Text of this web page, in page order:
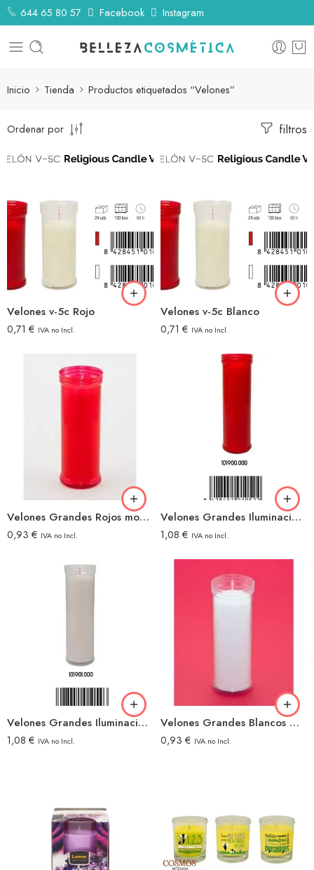
644 65 80 57 Facebook Instagram
Inicio Tienda Productos etiquetados “Velones”
filtros
Ordenar por
Velones v-5c Rojo
0,71 € IVA no Incl.
Velones v-5c Blanco
0,71 € IVA no Incl.
Velones Grandes Rojos mod.170 Votivo
0,93 € IVA no Incl.
Velones Grandes Iluminacion 185 Rojo
1,08 € IVA no Incl.
Velones Grandes Iluminacion 185 Blanco
1,08 € IVA no Incl.
Velones Grandes Blancos mod.170 Votivo
0,93 € IVA no Incl.